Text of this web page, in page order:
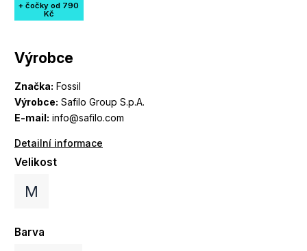
Výrobce
Značka: Fossil
Výrobce: Safilo Group S.p.A.
E-mail: info@safilo.com
Detailní informace
+ čočky od 790
Kč
Velikost
M
Barva